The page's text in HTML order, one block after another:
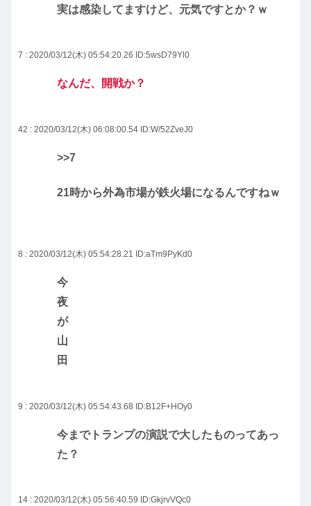
実は感染してますけど、元気ですとか？ｗ
7 : 2020/03/12(木) 05:54:20.26 ID:5wsD79Yl0
なんだ、開戦か？
42 : 2020/03/12(木) 06:08:00.54 ID:W/52ZveJ0
>>7
21時から外為市場が鉄火場になるんですねｗ
8 : 2020/03/12(木) 05:54:28.21 ID:aTm9PyKd0
今
夜
が
山
田
9 : 2020/03/12(木) 05:54:43.68 ID:B12F+HOy0
今までトランプの演説で大したものってあっ
た？
14 : 2020/03/12(木) 05:56:40.59 ID:GkjrvVQc0